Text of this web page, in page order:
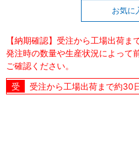
お気に
【納期確認】受注から工場出荷
発注時の数量や生産状況によって
ご確認ください。
受注から工場出荷まで約30